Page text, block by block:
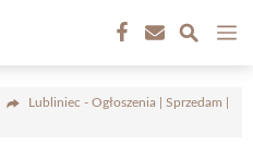
Lubliniec - Ogłoszenia | Sprzedam |